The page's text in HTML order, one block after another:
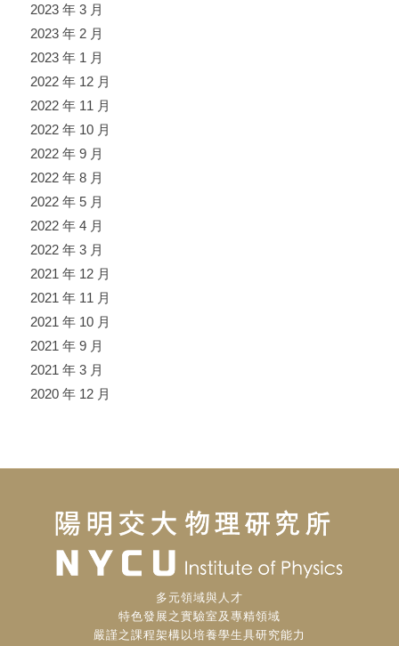
2023 年 3 月
2023 年 2 月
2023 年 1 月
2022 年 12 月
2022 年 11 月
2022 年 10 月
2022 年 9 月
2022 年 8 月
2022 年 5 月
2022 年 4 月
2022 年 3 月
2021 年 12 月
2021 年 11 月
2021 年 10 月
2021 年 9 月
2021 年 3 月
2020 年 12 月
多元領域與人才
特色發展之實驗室及專精領域
嚴謹之課程架構以培養學生具研究能力